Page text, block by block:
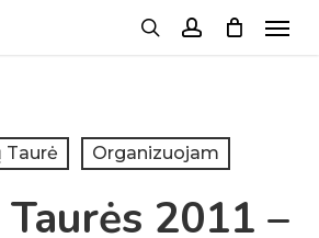
Menu
Taurė Organizuojam
2011 –